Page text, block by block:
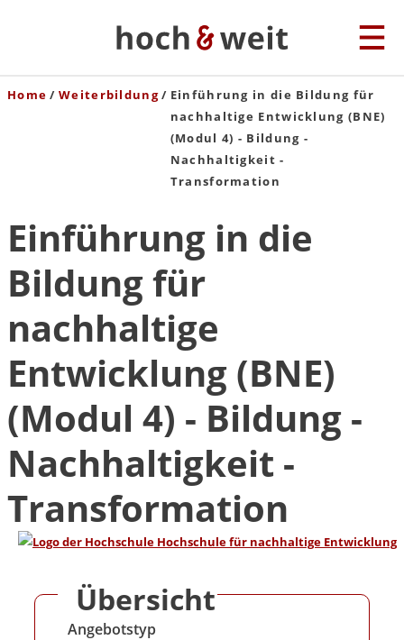
Home Weiterbildung
Einführung in die Bildung für
nachhaltige Entwicklung (BNE)
(Modul 4) - Bildung -
Nachhaltigkeit -
Transformation
Einführung in die
Bildung für
nachhaltige
Entwicklung (BNE)
(Modul 4) - Bildung -
Nachhaltigkeit -
Transformation
Übersicht
Angebotstyp